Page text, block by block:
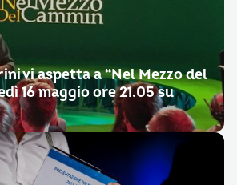
vi aspetta a “Nel Mezzo del
16 maggio ore 21.05 su